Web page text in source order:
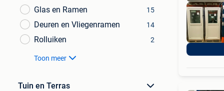
Glas en Ramen 15
Deuren en Vliegenramen 14
Rolluiken 2
Toon meer
Tuin en Terras